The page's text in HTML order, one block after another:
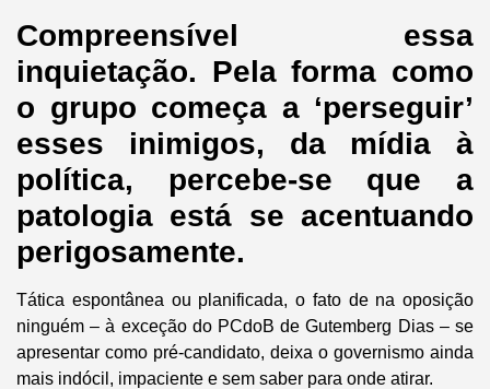
Compreensível essa
inquietação. Pela forma como
o grupo começa a ‘perseguir’
esses inimigos, da mídia à
política, percebe-se que a
patologia está se acentuando
perigosamente.
Tática espontânea ou planificada, o fato de na oposição
ninguém – à exceção do PCdoB de Gutemberg Dias – se
apresentar como pré-candidato, deixa o governismo ainda
mais indócil, impaciente e sem saber para onde atirar.